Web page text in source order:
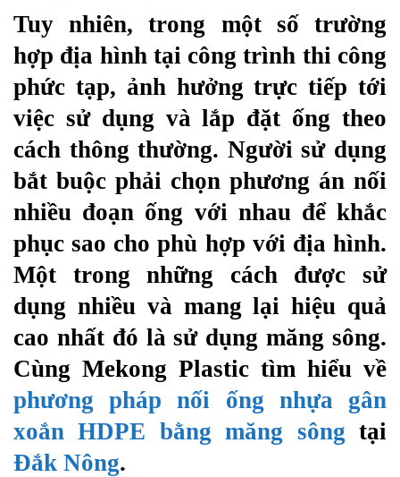
Tuy nhiên, trong một số trường
hợp địa hình tại công trình thi công
phức tạp, ảnh hưởng trực tiếp tới
việc sử dụng và lắp đặt ống theo
cách thông thường. Người sử dụng
bắt buộc phải chọn phương án nối
nhiều đoạn ống với nhau để khắc
phục sao cho phù hợp với địa hình.
Một trong những cách được sử
dụng nhiều và mang lại hiệu quả
cao nhất đó là sử dụng măng sông.
Cùng Mekong Plastic tìm hiểu về
phương pháp nối ống nhựa gân
xoắn HDPE bằng măng sông tại
Đắk Nông.